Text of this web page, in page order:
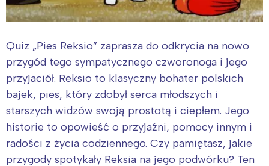
Quiz „Pies Reksio” zaprasza do odkrycia na nowo
przygód tego sympatycznego czworonoga i jego
przyjaciół. Reksio to klasyczny bohater polskich
bajek, pies, który zdobył serca młodszych i
starszych widzów swoją prostotą i ciepłem. Jego
historie to opowieść o przyjaźni, pomocy innym i
radości z życia codziennego. Czy pamiętasz, jakie
przygody spotykały Reksia na jego podwórku? Ten